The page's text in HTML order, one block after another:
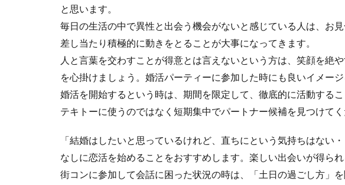
と思います。
毎日の生活の中で異性と出会う機会がないと感じている人は、お
差し当たり積極的に動きをとることが大事になってきます。
人と言葉を交わすことが得意とは言えないという方は、笑顔を絶
を心掛けましょう。婚活パーティーに参加した時にも良いイメー
婚活を開始するという時は、期間を限定して、徹底的に活動する
テキトーに使うのではなく短期集中でパートナー候補を見つけてく
「結婚はしたいと思っているけれど、直ちにという気持ちはない
なしに恋活を始めることをおすすめします。楽しい出会いが得られ
街コンに参加して会話に困った状況の時は、「土日の過ごし方」